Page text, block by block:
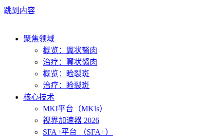
跳到内容
聚焦领域
概览：翼状胬肉
治疗：翼状胬肉
概览：睑裂斑
治疗：睑裂斑
核心技术
MKI平台（MKIs）
视界加速器 2026
SFA+平台 （SFA+）